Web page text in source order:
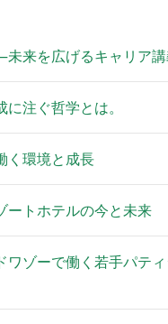
来を広げるキャリア
注ぐ哲学とは。
く環境と成長
ートホテルの今と未来
ゾーで働く若手パティ